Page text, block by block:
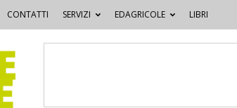
CONTATTI SERVIZI EDAGRICOLE LIBRI